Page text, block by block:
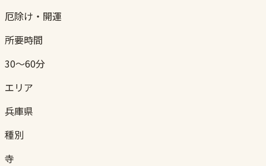
厄除け・開運
所要時間
30〜60分
エリア
兵庫県
種別
寺